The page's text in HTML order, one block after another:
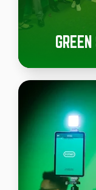
GREEN